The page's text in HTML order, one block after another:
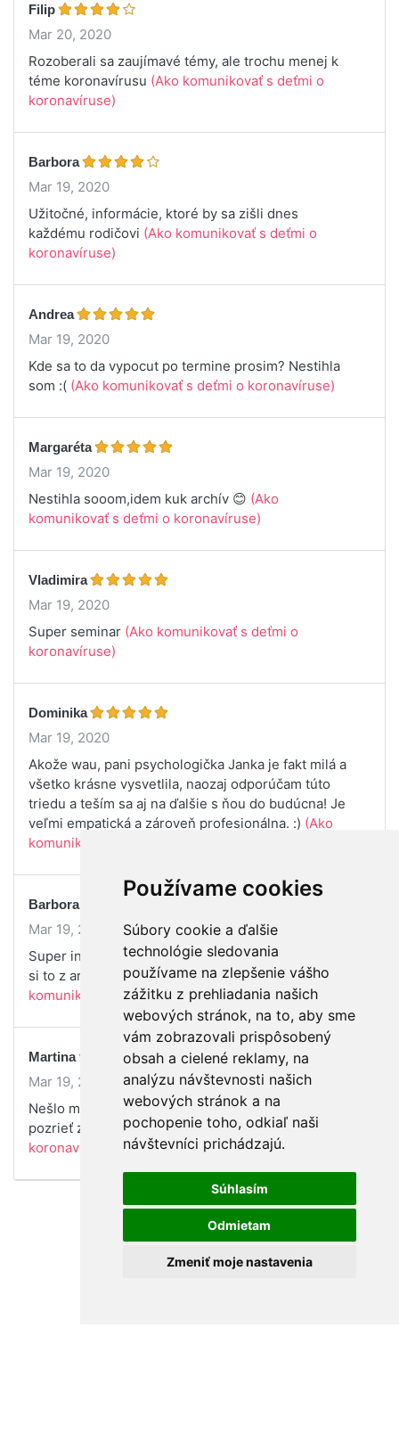
Používame cookies
Súbory cookie a ďalšie
technológie sledovania
používame na zlepšenie vášho
zážitku z prehliadania našich
webových stránok, na to, aby sme
vám zobrazovali prispôsobený
obsah a cielené reklamy, na
analýzu návštevnosti našich
webových stránok a na
pochopenie toho, odkiaľ naši
návštevníci prichádzajú.
Súhlasím
Odmietam
Zmeniť moje nastavenia
Filip
Mar 20, 2020
Rozoberali sa zaujímavé témy, ale trochu menej k
téme koronavírusu (Ako komunikovať s deťmi o
koronavíruse)
Barbora
Mar 19, 2020
Užitočné, informácie, ktoré by sa zišli dnes
každému rodičovi (Ako komunikovať s deťmi o
koronavíruse)
Andrea
Mar 19, 2020
Kde sa to da vypocut po termine prosim? Nestihla
som :( (Ako komunikovať s deťmi o koronavíruse)
Margaréta
Mar 19, 2020
Nestihla sooom,idem kuk archív 😊 (Ako
komunikovať s deťmi o koronavíruse)
Vladimira
Mar 19, 2020
Super seminar (Ako komunikovať s deťmi o
koronavíruse)
Dominika
Mar 19, 2020
Akože wau, pani psychologička Janka je fakt milá a
všetko krásne vysvetlila, naozaj odporúčam túto
triedu a teším sa aj na ďalšie s ňou do budúcna! Je
veľmi empatická a zároveň profesionálna. :) (Ako
komunikovať s deťmi o koronavíruse)
Barbora Píšová
Mar 19, 2020
Super informácie. Dúfam, že bude možnosť pozrieť
si to z archívu ešte raz. Vďaka. Super lektorka.(Ako
komunikovať s deťmi o koronavíruse)
Martina
Mar 19, 2020
Nešlo mi pripojiť sa, tak verím, že si to budem môcť
pozrieť z archívu.(Ako komunikovať s deťmi o
koronavíruse)